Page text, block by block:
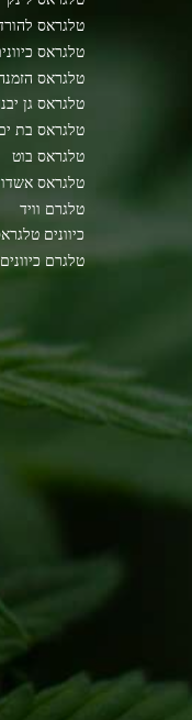
טלגראס
טלגראס
טלגראס
טלגראס גן
טלגראס בת
טלגראס בוט
טלגראס
טלגרם וויד
כיוונים
טלגרם כיוונים